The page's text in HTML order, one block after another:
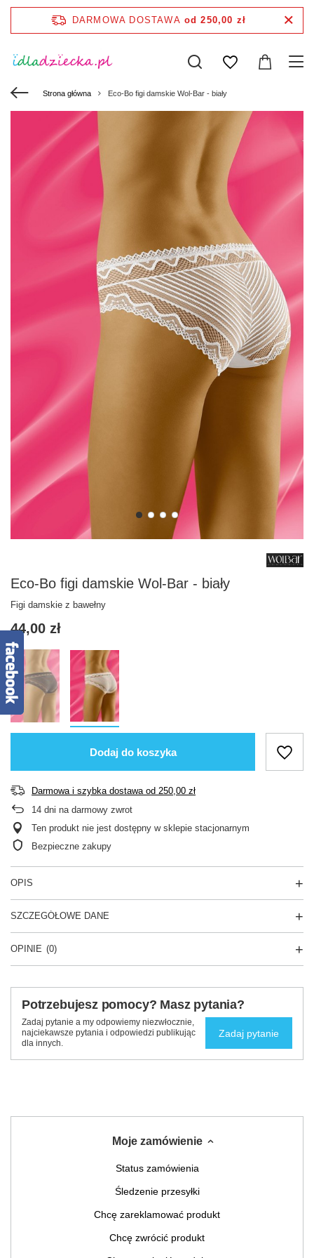
DARMOWA DOSTAWA od 250,00 zł
Strona główna Eco-Bo figi damskie Wol-Bar - biały
Eco-Bo figi damskie Wol-Bar - biały
Figi damskie z bawełny
44,00 zł
Dodaj do koszyka
Darmowa i szybka dostawaod 250,00 zł
14 dni na darmowy zwrot
Ten produkt nie jest dostępny w sklepie stacjonarnym
Bezpieczne zakupy
OPIS
SZCZEGÓŁOWE DANE
OPINIE (0)
Potrzebujesz pomocy? Masz pytania?
Zadaj pytanie a my odpowiemy niezwłocznie,
najciekawsze pytania i odpowiedzi publikując
dla innych.
Zadaj pytanie
Moje zamówienie
Status zamówienia
Śledzenie przesyłki
Chcę zareklamować produkt
Chcę zwrócić produkt